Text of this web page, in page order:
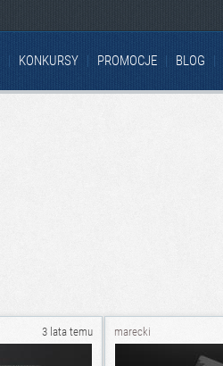
KONKURSY PROMOCJE BLOG
3 lata temu marecki